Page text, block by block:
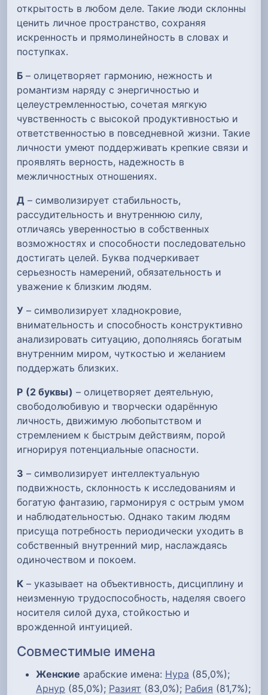
открытость в любом деле. Такие люди склонны
ценить личное пространство, сохраняя
искренность и прямолинейность в словах и
поступках.
Б – олицетворяет гармонию, нежность и
романтизм наряду с энергичностью и
целеустремленностью, сочетая мягкую
чувственность с высокой продуктивностью и
ответственностью в повседневной жизни. Такие
личности умеют поддерживать крепкие связи и
проявлять верность, надежность в
межличностных отношениях.
Д – символизирует стабильность,
рассудительность и внутреннюю силу,
отличаясь уверенностью в собственных
возможностях и способности последовательно
достигать целей. Буква подчеркивает
серьезность намерений, обязательность и
уважение к близким людям.
У – символизирует хладнокровие,
внимательность и способность конструктивно
анализировать ситуацию, дополняясь богатым
внутренним миром, чуткостью и желанием
поддержать близких.
Р (2 буквы) – олицетворяет деятельную,
свободолюбивую и творчески одарённую
личность, движимую любопытством и
стремлением к быстрым действиям, порой
игнорируя потенциальные опасности.
З – символизирует интеллектуальную
подвижность, склонность к исследованиям и
богатую фантазию, гармонируя с острым умом
и наблюдательностью. Однако таким людям
присуща потребность периодически уходить в
собственный внутренний мир, наслаждаясь
одиночеством и покоем.
К – указывает на объективность, дисциплину и
неизменную трудоспособность, наделяя своего
носителя силой духа, стойкостью и
врожденной интуицией.
Совместимые имена
Женские арабские имена: Нура (85,0%);
Арнур (85,0%); Разият (83,0%); Рабия (81,7%);